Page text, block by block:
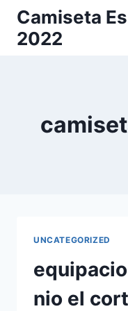
Saltar
contenido
Camiseta
2022
UNCATEGORIZED
nio el